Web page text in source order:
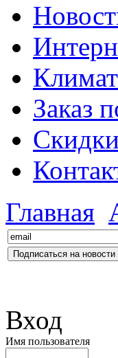
Заказ
Скидки
Главная
Вход
Имя пользователя